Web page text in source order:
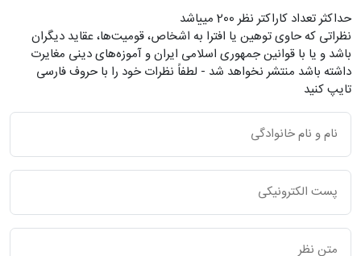
حداکثر تعداد کاراکتر نظر 200 ميياشد
نظراتی که حاوی توهین یا افترا به اشخاص، قومیت‌ها، عقاید دیگران
باشد و یا با قوانین جمهوری اسلامی ایران و آموزه‌های دینی مغایرت
داشته باشد منتشر نخواهد شد - لطفاً نظرات خود را با حروف فارسی
تایپ کنید